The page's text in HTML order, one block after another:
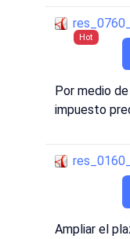
Hot
Por medio
impuesto
Ampliar el